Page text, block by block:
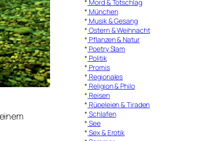
* Mord & Totschlag
* München
* Musik & Gesang
* Ostern & Weihnacht
* Pflanzen & Natur
* Poetry Slam
* Politik
* Promis
* Regionales
* Religion & Philo
* Reisen
* Rüpeleien & Tiraden
* Schlafen
* See
* Sex & Erotik